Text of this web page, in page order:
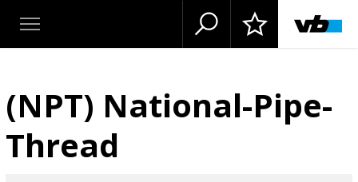
(NPT) National-Pipe-
Thread